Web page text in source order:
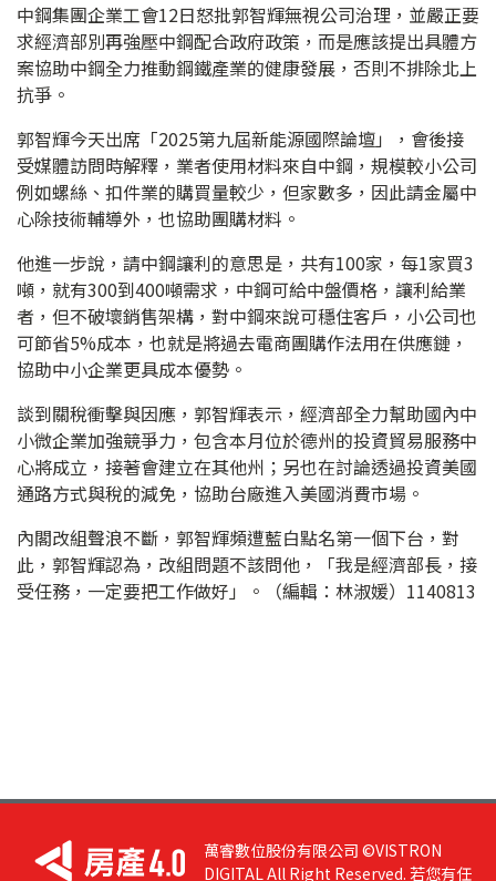
中鋼集團企業工會12日怒批郭智輝無視公司治理，並嚴正要
求經濟部別再強壓中鋼配合政府政策，而是應該提出具體方
案協助中鋼全力推動鋼鐵產業的健康發展，否則不排除北上
抗爭。
郭智輝今天出席「2025第九屆新能源國際論壇」，會後接
受媒體訪問時解釋，業者使用材料來自中鋼，規模較小公司
例如螺絲、扣件業的購買量較少，但家數多，因此請金屬中
心除技術輔導外，也協助團購材料。
他進一步說，請中鋼讓利的意思是，共有100家，每1家買3
噸，就有300到400噸需求，中鋼可給中盤價格，讓利給業
者，但不破壞銷售架構，對中鋼來說可穩住客戶，小公司也
可節省5%成本，也就是將過去電商團購作法用在供應鏈，
協助中小企業更具成本優勢。
談到關稅衝擊與因應，郭智輝表示，經濟部全力幫助國內中
小微企業加強競爭力，包含本月位於德州的投資貿易服務中
心將成立，接著會建立在其他州；另也在討論透過投資美國
通路方式與稅的減免，協助台廠進入美國消費市場。
內閣改組聲浪不斷，郭智輝頻遭藍白點名第一個下台，對
此，郭智輝認為，改組問題不該問他，「我是經濟部長，接
受任務，一定要把工作做好」。（編輯：林淑媛）1140813
萬睿數位股份有限公司 ©VISTRON
DIGITAL All Right Reserved. 若您有任